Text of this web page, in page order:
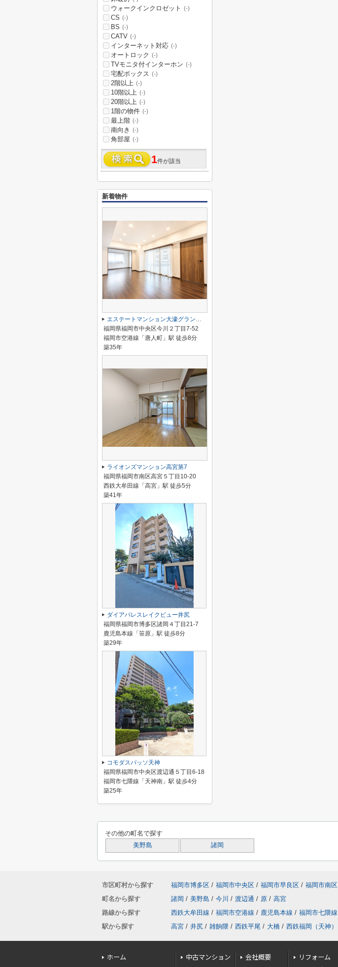
ウォークインクロゼット (-)
CS (-)
BS (-)
CATV (-)
インターネット対応 (-)
オートロック (-)
TVモニタ付インターホン (-)
宅配ボックス (-)
2階以上 (-)
10階以上 (-)
20階以上 (-)
1階の物件 (-)
最上階 (-)
南向き (-)
角部屋 (-)
1件が該当
新着物件
エステートマンション大濠グランディール
福岡県福岡市中央区今川２丁目7-52
福岡市空港線「唐人町」駅 徒歩8分
築35年
ライオンズマンション高宮第7
福岡県福岡市南区高宮５丁目10-20
西鉄大牟田線「高宮」駅 徒歩5分
築41年
ダイアパレスレイクビュー井尻
福岡県福岡市博多区諸岡４丁目21-7
鹿児島本線「笹原」駅 徒歩8分
築29年
コモダスパッソ天神
福岡県福岡市中央区渡辺通５丁目6-18
福岡市七隈線「天神南」駅 徒歩4分
築25年
その他の町名で探す
美野島 諸岡
市区町村から探す 福岡市博多区 / 福岡市中央区 / 福岡市早良区 / 福岡市南区
町名から探す
諸岡 / 美野島 / 今川 / 渡辺通 / 原 / 高宮
路線から探す
西鉄大牟田線 / 福岡市空港線 / 鹿児島本線 / 福岡市七隈線
駅から探す
高宮 / 井尻 / 雑餉隈 / 西鉄平尾 / 大橋 / 西鉄福岡（天神）
ホーム
中古マンション
会社概要
リフォーム